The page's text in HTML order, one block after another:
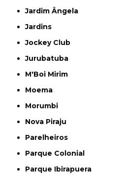
Jardim Ângela
Jardins
Jockey Club
Jurubatuba
M'Boi Mirim
Moema
Morumbi
Nova Piraju
Parelheiros
Parque Colonial
Parque Ibirapuera